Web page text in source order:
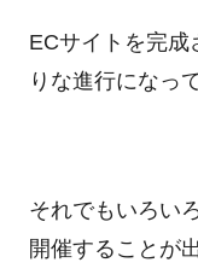
ECサイトを完成
りな進行になっ
それでもいろい
開催することが